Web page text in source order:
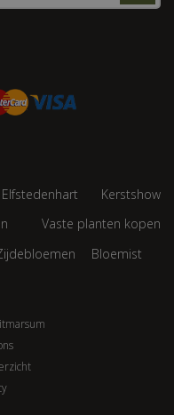
Kerstshow
Vaste planten kopen
Bloemist